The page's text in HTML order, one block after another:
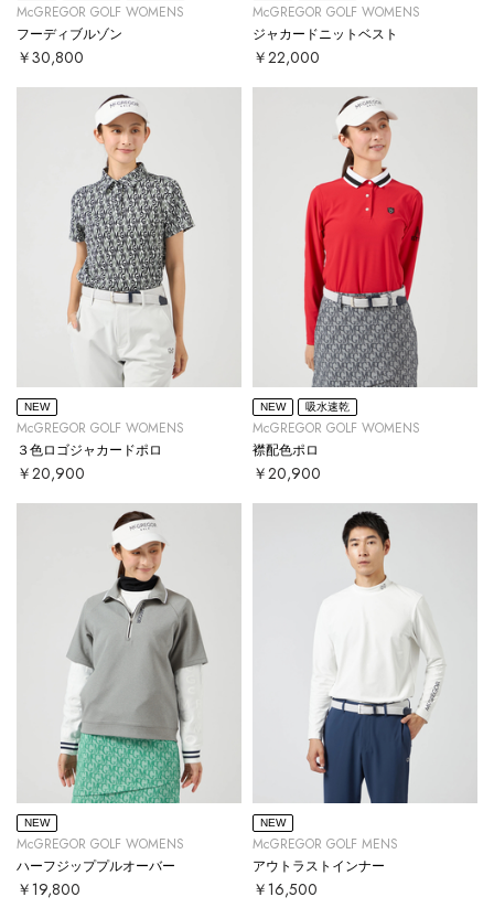
McGREGOR GOLF WOMENS
フーディブルゾン
￥30,800
McGREGOR GOLF WOMENS
ジャカードニットベスト
￥22,000
NEW
McGREGOR GOLF WOMENS
３色ロゴジャカードポロ
￥20,900
NEW 吸水速乾
McGREGOR GOLF WOMENS
襟配色ポロ
￥20,900
NEW
McGREGOR GOLF WOMENS
ハーフジッププルオーバー
￥19,800
NEW
McGREGOR GOLF MENS
アウトラストインナー
￥16,500